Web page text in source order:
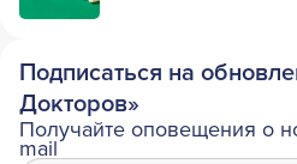
Подписаться на
Докторов»
Получайте оповещения о
mail